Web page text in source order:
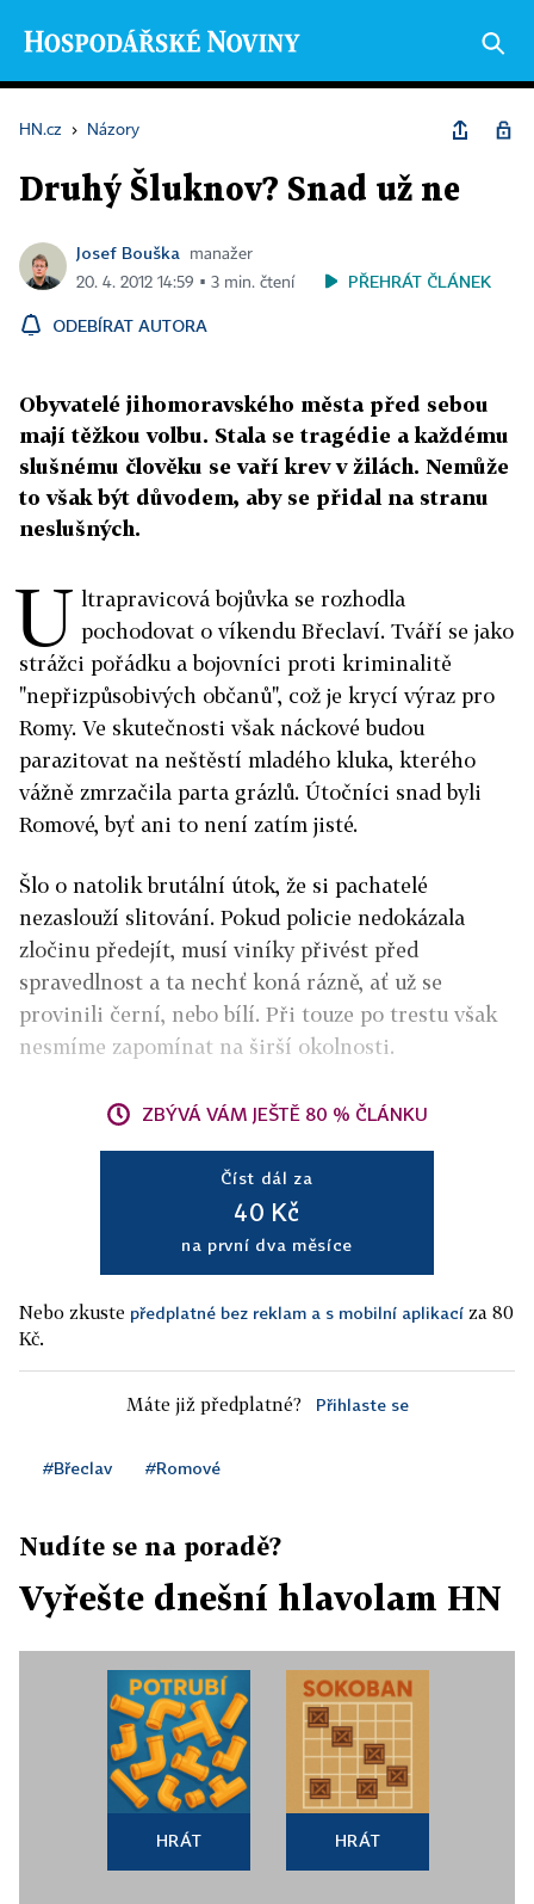
HN.cz › Názory
Druhý Šluknov? Snad už ne
Josef Bouška
manažer
20. 4. 2012 14:59 ▪ 3 min. čtení
PŘEHRÁT ČLÁNEK
ODEBÍRAT AUTORA
Obyvatelé jihomoravského města před sebou
mají těžkou volbu. Stala se tragédie a každému
slušnému člověku se vaří krev v žilách. Nemůže
to však být důvodem, aby se přidal na stranu
neslušných.
U ltrapravicová bojůvka se rozhodla
pochodovat o víkendu Břeclaví. Tváří se jako
strážci pořádku a bojovníci proti kriminalitě
"nepřizpůsobivých občanů", což je krycí výraz pro
Romy. Ve skutečnosti však náckové budou
parazitovat na neštěstí mladého kluka, kterého
vážně zmrzačila parta grázlů. Útočníci snad byli
Romové, byť ani to není zatím jisté.
Šlo o natolik brutální útok, že si pachatelé
nezaslouží slitování. Pokud policie nedokázala
zločinu předejít, musí viníky přivést před
spravedlnost a ta nechť koná rázně, ať už se
provinili černí, nebo bílí. Při touze po trestu však
nesmíme zapomínat na širší okolnosti.
ZBÝVÁ VÁM JEŠTĚ 80 % ČLÁNKU
Číst dál za
40 Kč
na první dva měsíce
Nebo zkuste předplatné bez reklam a s mobilní aplikací za 80
Kč.
Máte již předplatné? Přihlaste se
#Břeclav #Romové
Nudíte se na poradě?
Vyřešte dnešní hlavolam HN
HRÁT HRÁT